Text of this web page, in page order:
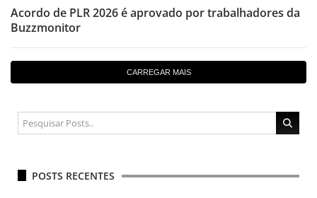
Acordo de PLR 2026 é aprovado por trabalhadores da
Buzzmonitor
CARREGAR MAIS
POSTS RECENTES